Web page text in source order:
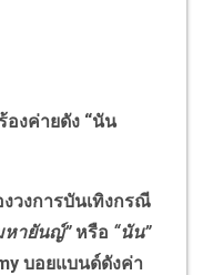
องค่ายดัง “นัน
งการบันเทิงกรณี
หายันญ์” หรือ “นัน”
บอยแบนด์ดังค่า